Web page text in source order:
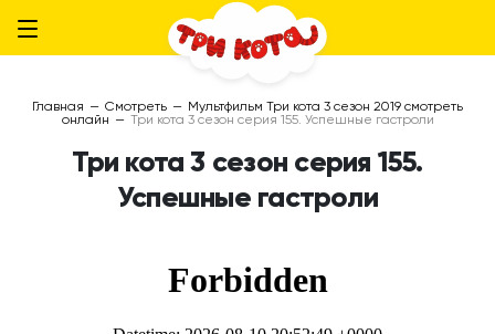
Главная — Смотреть — Мультфильм Три кота 3 сезон 2019 смотреть
онлайн — Три кота 3 сезон серия 155. Успешные гастроли
Три кота 3 сезон серия 155.
Успешные гастроли